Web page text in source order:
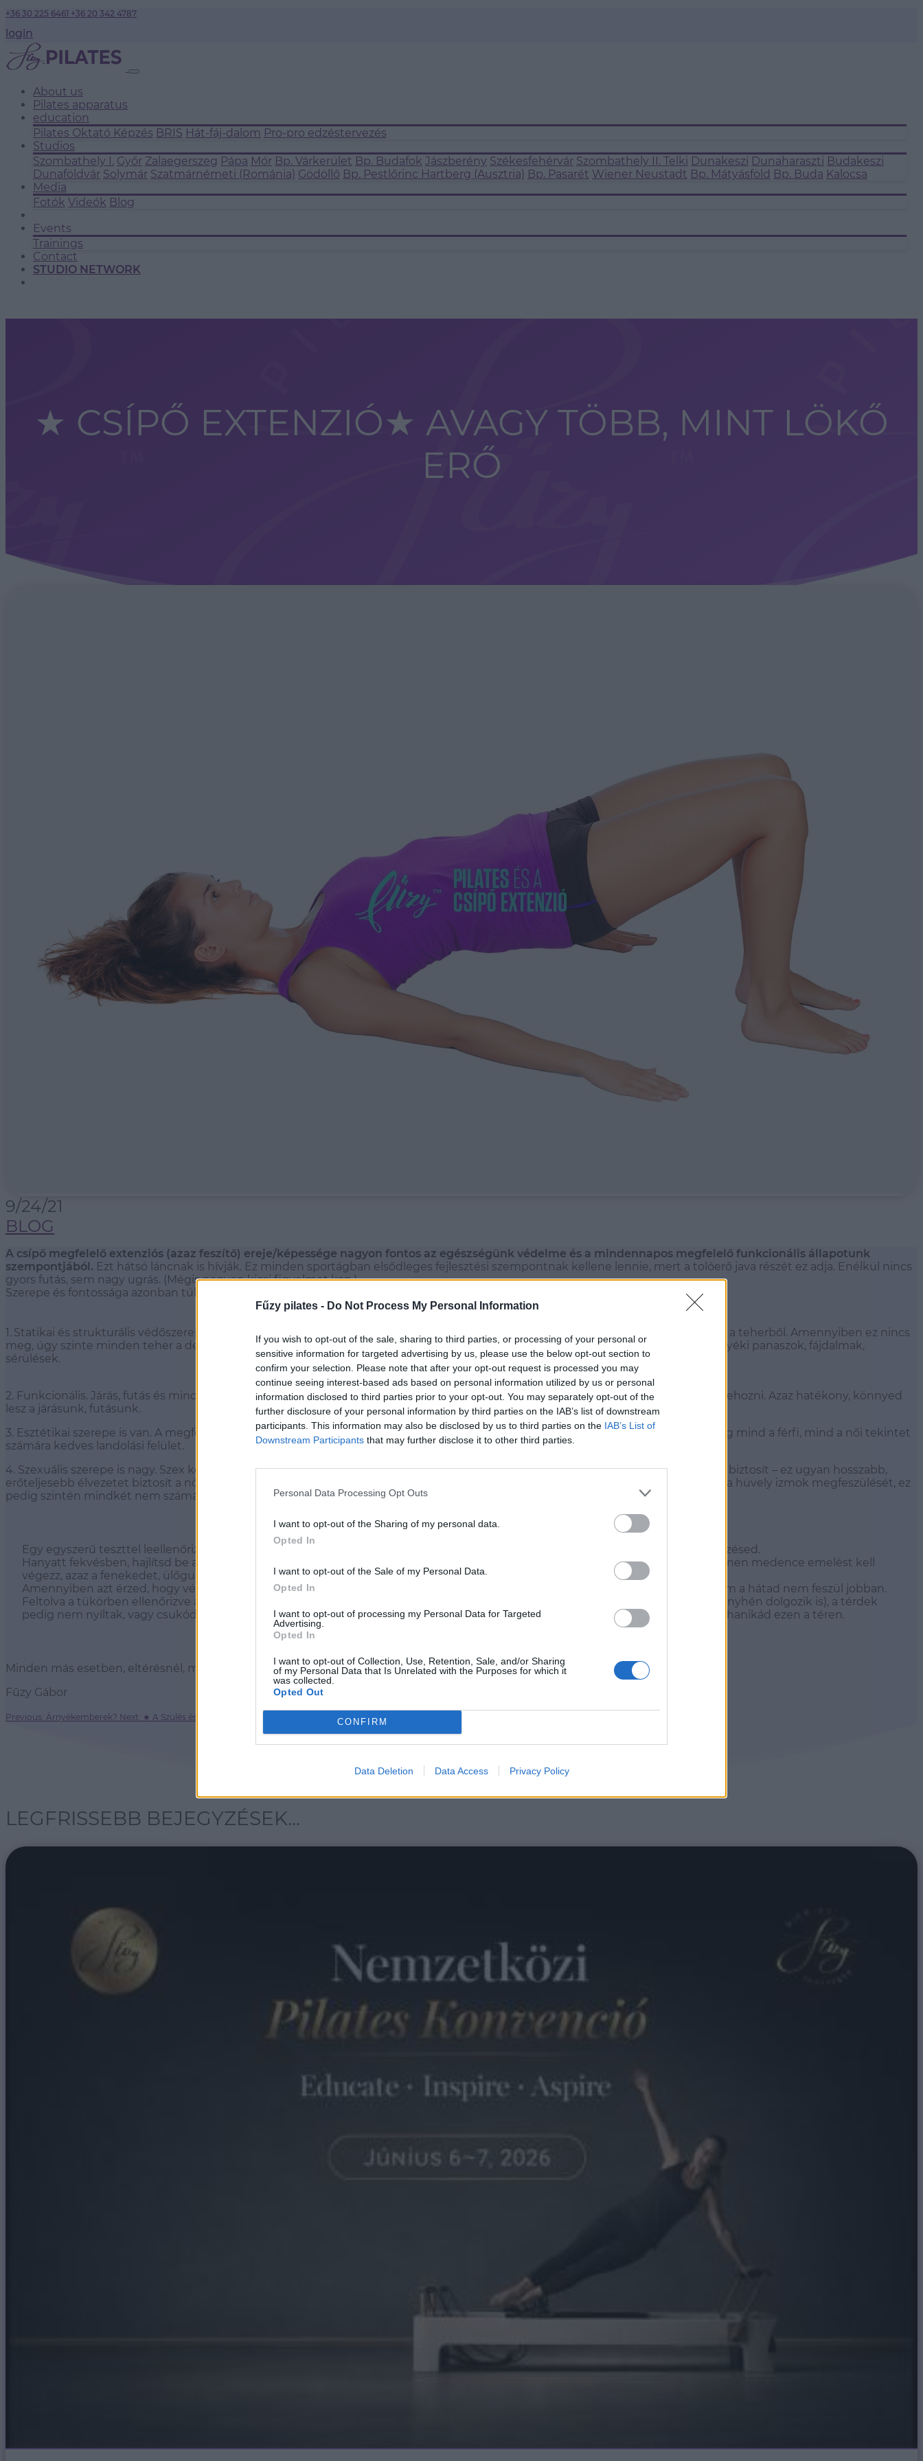
Fűzy pilates - Do Not Process My Personal Information
If you wish to opt-out of the sale, sharing to third parties, or processing of your personal or
sensitive information for targeted advertising by us, please use the below opt-out section to
confirm your selection. Please note that after your opt-out request is processed you may
continue seeing interest-based ads based on personal information utilized by us or personal
information disclosed to third parties prior to your opt-out. You may separately opt-out of the
further disclosure of your personal information by third parties on the IAB’s list of downstream
participants. This information may also be disclosed by us to third parties on the IAB’s List of
Downstream Participants that may further disclose it to other third parties.
Personal Data Processing Opt Outs
I want to opt-out of the Sharing of my personal data.
Opted In
I want to opt-out of the Sale of my Personal Data.
Opted In
I want to opt-out of processing my Personal Data for Targeted
Advertising.
Opted In
I want to opt-out of Collection, Use, Retention, Sale, and/or Sharing
of my Personal Data that Is Unrelated with the Purposes for which it
was collected.
Opted Out
CONFIRM
Data Deletion Data Access Privacy Policy
+36 30 225 6461 +36 20 342 4787
login
About us
Pilates apparatus
education
Pilates Oktató Képzés BRIS Hát-fáj-dalom Pro-pro edzéstervezés
Studios
Szombathely I. Győr Zalaegerszeg Pápa Mór Bp. Várkerület Bp. Budafok Jászberény Székesfehérvár Szombathely II. Telki Dunakeszi Dunaharaszti Budakeszi
Dunaföldvár Solymár Szatmárnémeti (Románia) Gödöllő Bp. Pestlőrinc Hartberg (Ausztria) Bp. Pasarét Wiener Neustadt Bp. Mátyásföld Bp. Buda Kalocsa
Media
Fotók Videók Blog
Events
Trainings
Contact
STUDIO NETWORK
★ CSÍPŐ EXTENZIÓ★ AVAGY TÖBB, MINT LÖKŐ
ERŐ
9/24/21
BLOG
A csípő megfelelő extenziós (azaz feszítő) ereje/képessége nagyon fontos az egészségünk védelme és a mindennapos megfelelő funkcionális állapotunk
szempontjából. Ezt hátsó láncnak is hívják. Ez minden sportágban elsődleges fejlesztési szempontnak kellene lennie, mert a tolóerő java részét ez adja. Enélkül nincs
gyors futás, sem nagy ugrás. (Mégis nagyon kicsi figyelmet kap.)
Szerepe és fontossága azonban túlmutat mindezen. A csípő extenziónak az alábbiakban leírt 4 fő szerepe van:
1. Statikai és strukturális védőszerepet tölt be. Elosztja a terhet a hátsó láncon, azaz a hát oldalon lévő izmok egyenlően részesednek a teherből. Amennyiben ez nincs
meg, úgy szinte minden teher a derekunkra, hátunkra, vagy a térdünkre hárul.Ennek a következményei pedig a derék, hát, térd, ágyéki panaszok, fájdalmak,
sérülések.
2. Funkcionális. Járás, futás és minden vízszintes irányú erőkifejtésnél ezzel tudjuk a megfelelően hatékony, dinamikus, mozgást létrehozni. Azaz hatékony, könnyed
lesz a járásunk, futásunk.
3. Esztétikai szerepe is van. A megfelelően erős hátsó lánc, vagy csípő extenziónak látható, szép domborulatai, ívei is vannak. Ez pedig mind a férfi, mind a női tekintet
számára kedves landolási felület.
4. Szexuális szerepe is nagy. Szex közben ugyanis a férfiaknál egyrészt erőteljesebb, másrészt energetikailag hatékonyabb lökő erőt biztosít – ez ugyan hosszabb,
erőteljesebb élvezetet biztosít a nőknek is. Hölgyeknél pedig a csípő extenzió rásegítése – azaz finom csípő billentés, emelés, segíti a hüvely izmok megfeszülését, ez
pedig szintén mindkét nem számára nagyobb elégedettséget nyújt.
Egy egyszerű teszttel leellenőrizheted, hogy nálad megfelelően hatékony és erős-e. Legjobb tükör mellett, hogy legyen visszajelzésed.
Hanyatt fekvésben, hajlítsd be a térded, talpakkal a talajon nagyjából ökölnyire egymástól, fenékhez se túl közel, se túl messze.Innen medence emelést kell
végezz, azaz a fenekedet, ülőgumókból próbáld megemelni.
Amennyiben azt érzed, hogy végig tudod a feneked alsó, ülőgumó felőli részéből tolni úgy, hogy sem a combod, sem a vádlid, sem a hátad nem feszül jobban.
Feltolva a tükörben ellenőrizve a hátadban nincsen homorítás, a bordáid nem nyílnak ki és a hasad sem tolódik felfelé (sőt még enyhén dolgozik is), a térdek
pedig nem nyíltak, vagy csukódtak össze, lábfejek is párhuzamosak maradtak.Nos ez esetben megnyugodhatsz, kiváló a biomechanikád ezen a téren.
Minden más esetben, eltérésnél, más feszülési érzetnél ajánlom látogass el rendszeresen alegközelebbi Pilates stúdióba.
Fűzy Gábor
Previous: Árnyékemberek? Next: ★ A Szülés és a Hasfal ★
LEGFRISSEBB BEJEGYZÉSEK...